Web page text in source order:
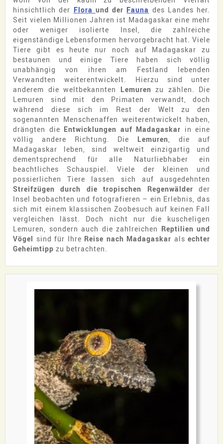
hinsichtlich der Flora und der Fauna des Landes her.
Seit vielen Millionen Jahren ist Madagaskar eine mehr
oder weniger isolierte Insel, die zahlreiche
eigenständige Lebensformen hervorgebracht hat. Viele
Tiere gibt es heute nur noch auf Madagaskar zu
bestaunen und einige Tiere haben sich völlig
unabhängig von ihren am Festland lebenden
Verwandten weiterentwickelt. Hierzu sind unter
anderem die weltbekannten Lemuren zu zählen. Die
Lemuren sind mit den Primaten verwandt, doch
während diese sich im Rest der Welt zu den
sogenannten Menschenaffen weiterentwickelt haben,
drängten die Entwicklungen auf Madagaskar in eine
völlig andere Richtung. Die Lemuren, die auf
Madagaskar leben, sind weltweit einzigartig und
dementsprechend für alle Naturliebhaber ein
beachtliches Schauspiel. Viele der kleinen und
possierlichen Tiere lassen sich auf ausgedehnten
Streifzügen durch die tropischen Regenwälder der
Insel beobachten und fotografieren – ein Erlebnis, das
sich mit einem klassischen Zoobesuch auf keinen Fall
vergleichen lässt. Doch nicht nur die kuscheligen
Lemuren, sondern auch die zahlreichen Reptilien und
Vögel sind für Ihre Reise nach Madagaskar als echter
Geheimtipp zu betrachten.